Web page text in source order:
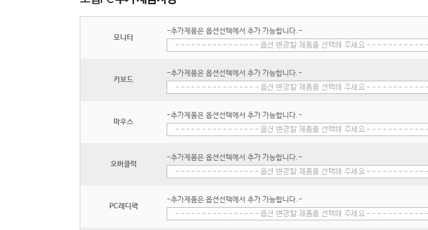
모니터
-추가제품은 옵션선택에서 추가 가능합니다.-
키보드
-추가제품은 옵션선택에서 추가 가능합니다.-
마우스
-추가제품은 옵션선택에서 추가 가능합니다.-
오버클럭
-추가제품은 옵션선택에서 추가 가능합니다.-
PC레디팩
-추가제품은 옵션선택에서 추가 가능합니다.-